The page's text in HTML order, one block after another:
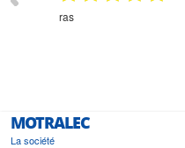
ras
MOTRALEC
La société